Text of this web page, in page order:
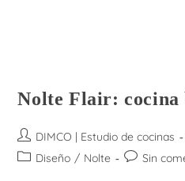
Nolte Flair: cocina
Autor
de
DIMCO | Estudio de cocinas
Categoría
Diseño / Nolte Sin